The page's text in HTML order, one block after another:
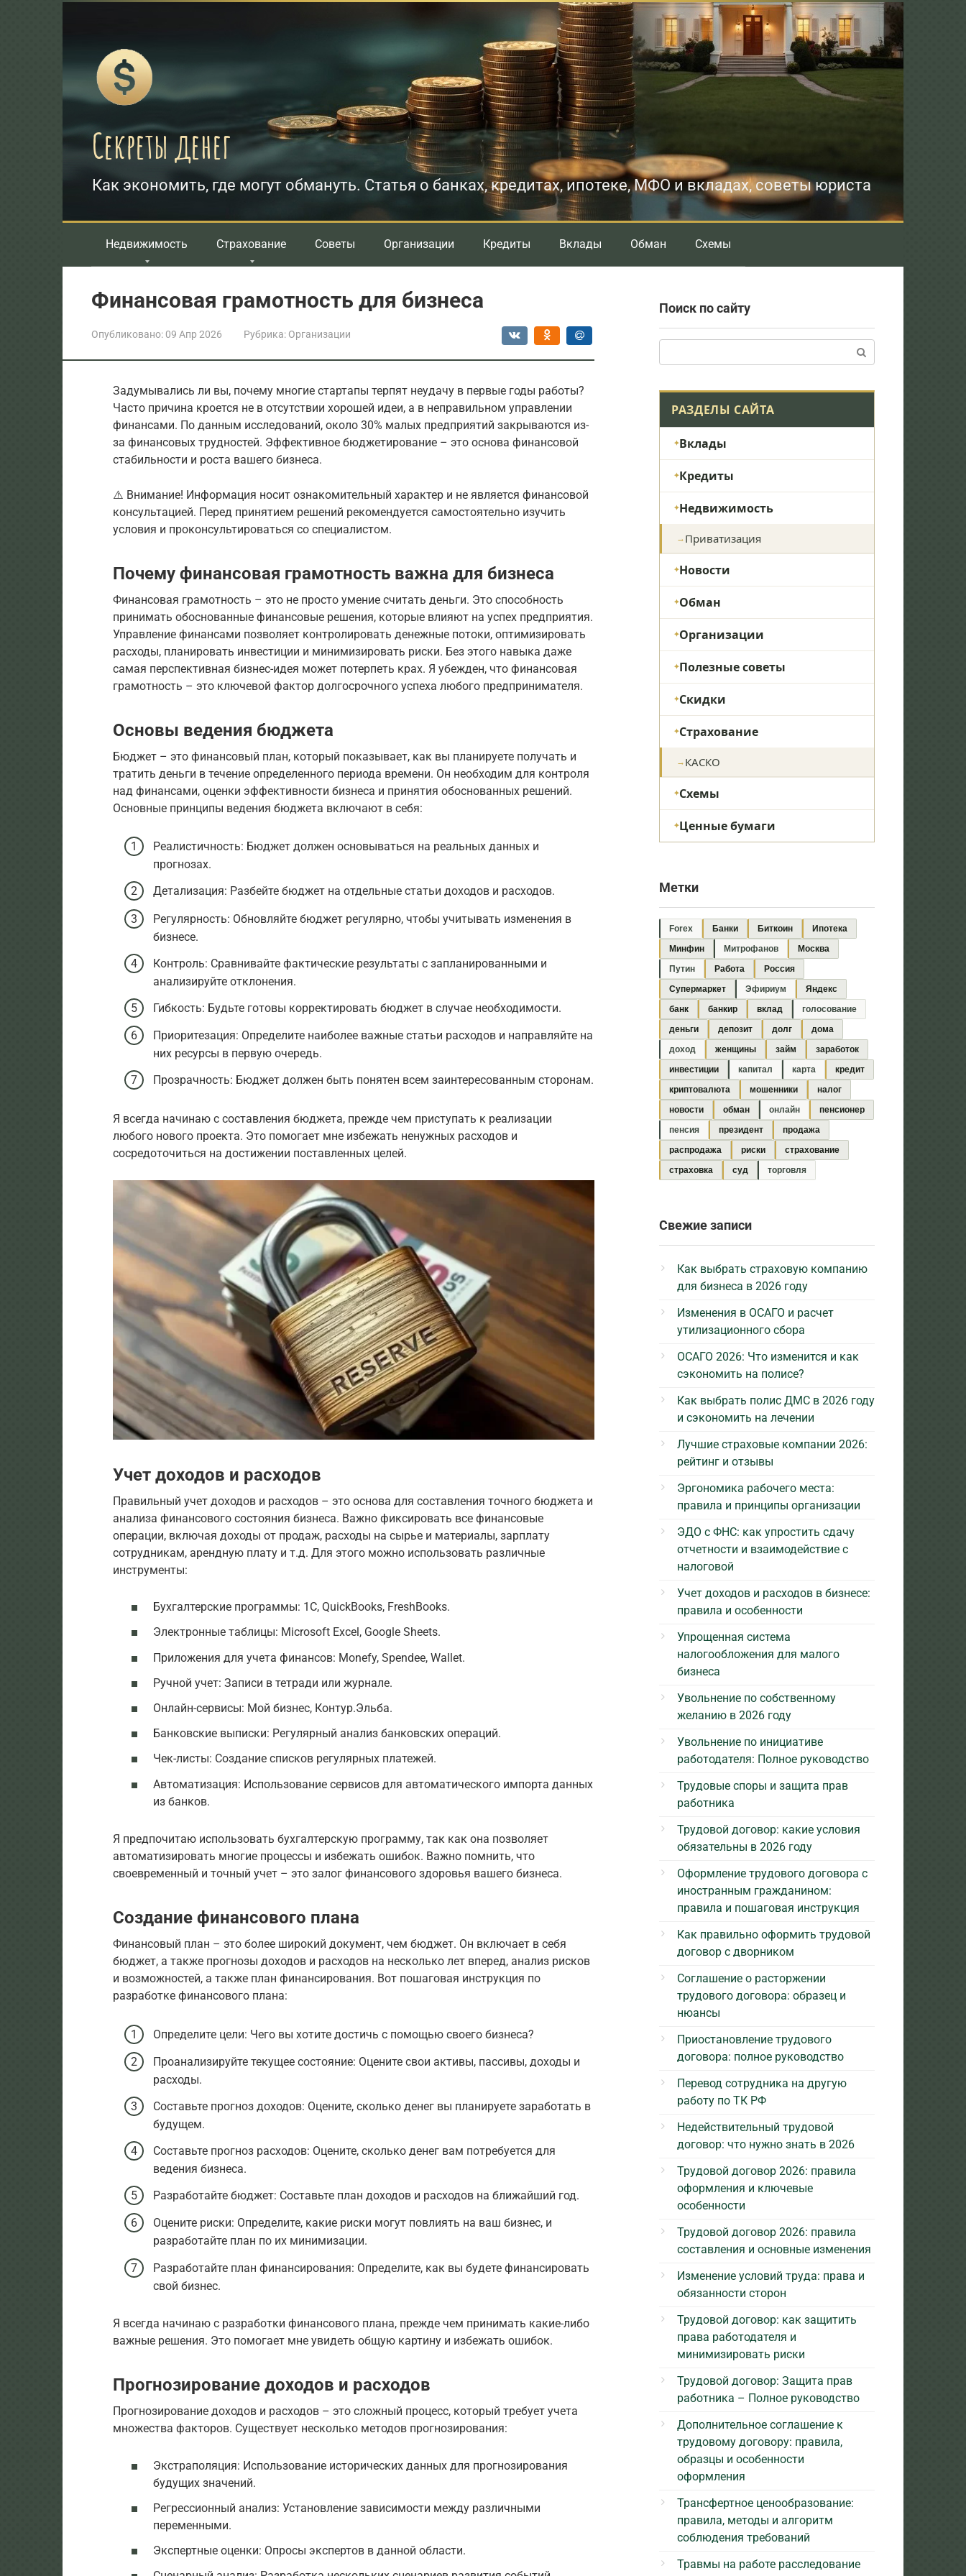
Секреты денег
Как экономить, где могут обмануть. Статья о банках, кредитах, ипотеке, МФО и вкладах, советы юриста
Недвижимость Страхование Советы Организации Кредиты Вклады Обман Схемы
Финансовая грамотность для бизнеса
Опубликовано: 09 Апр 2026 Рубрика: Организации
Задумывались ли вы, почему многие стартапы терпят неудачу в первые годы работы?
Часто причина кроется не в отсутствии хорошей идеи, а в неправильном управлении
финансами. По данным исследований, около 30% малых предприятий закрываются из-
за финансовых трудностей. Эффективное бюджетирование – это основа финансовой
стабильности и роста вашего бизнеса.
⚠️ Внимание! Информация носит ознакомительный характер и не является финансовой
консультацией. Перед принятием решений рекомендуется самостоятельно изучить
условия и проконсультироваться со специалистом.
Почему финансовая грамотность важна для бизнеса
Финансовая грамотность – это не просто умение считать деньги. Это способность
принимать обоснованные финансовые решения, которые влияют на успех предприятия.
Управление финансами позволяет контролировать денежные потоки, оптимизировать
расходы, планировать инвестиции и минимизировать риски. Без этого навыка даже
самая перспективная бизнес-идея может потерпеть крах. Я убежден, что финансовая
грамотность – это ключевой фактор долгосрочного успеха любого предпринимателя.
Основы ведения бюджета
Бюджет – это финансовый план, который показывает, как вы планируете получать и
тратить деньги в течение определенного периода времени. Он необходим для контроля
над финансами, оценки эффективности бизнеса и принятия обоснованных решений.
Основные принципы ведения бюджета включают в себя:
Реалистичность: Бюджет должен основываться на реальных данных и
прогнозах.
Детализация: Разбейте бюджет на отдельные статьи доходов и расходов.
Регулярность: Обновляйте бюджет регулярно, чтобы учитывать изменения в
бизнесе.
Контроль: Сравнивайте фактические результаты с запланированными и
анализируйте отклонения.
Гибкость: Будьте готовы корректировать бюджет в случае необходимости.
Приоритезация: Определите наиболее важные статьи расходов и направляйте на
них ресурсы в первую очередь.
Прозрачность: Бюджет должен быть понятен всем заинтересованным сторонам.
Я всегда начинаю с составления бюджета, прежде чем приступать к реализации
любого нового проекта. Это помогает мне избежать ненужных расходов и
сосредоточиться на достижении поставленных целей.
Учет доходов и расходов
Правильный учет доходов и расходов – это основа для составления точного бюджета и
анализа финансового состояния бизнеса. Важно фиксировать все финансовые
операции, включая доходы от продаж, расходы на сырье и материалы, зарплату
сотрудникам, арендную плату и т.д. Для этого можно использовать различные
инструменты:
Бухгалтерские программы: 1С, QuickBooks, FreshBooks.
Электронные таблицы: Microsoft Excel, Google Sheets.
Приложения для учета финансов: Monefy, Spendee, Wallet.
Ручной учет: Записи в тетради или журнале.
Онлайн-сервисы: Мой бизнес, Контур.Эльба.
Банковские выписки: Регулярный анализ банковских операций.
Чек-листы: Создание списков регулярных платежей.
Автоматизация: Использование сервисов для автоматического импорта данных
из банков.
Я предпочитаю использовать бухгалтерскую программу, так как она позволяет
автоматизировать многие процессы и избежать ошибок. Важно помнить, что
своевременный и точный учет – это залог финансового здоровья вашего бизнеса.
Создание финансового плана
Финансовый план – это более широкий документ, чем бюджет. Он включает в себя
бюджет, а также прогнозы доходов и расходов на несколько лет вперед, анализ рисков
и возможностей, а также план финансирования. Вот пошаговая инструкция по
разработке финансового плана:
Определите цели: Чего вы хотите достичь с помощью своего бизнеса?
Проанализируйте текущее состояние: Оцените свои активы, пассивы, доходы и
расходы.
Составьте прогноз доходов: Оцените, сколько денег вы планируете заработать в
будущем.
Составьте прогноз расходов: Оцените, сколько денег вам потребуется для
ведения бизнеса.
Разработайте бюджет: Составьте план доходов и расходов на ближайший год.
Оцените риски: Определите, какие риски могут повлиять на ваш бизнес, и
разработайте план по их минимизации.
Разработайте план финансирования: Определите, как вы будете финансировать
свой бизнес.
Я всегда начинаю с разработки финансового плана, прежде чем принимать какие-либо
важные решения. Это помогает мне увидеть общую картину и избежать ошибок.
Прогнозирование доходов и расходов
Прогнозирование доходов и расходов – это сложный процесс, который требует учета
множества факторов. Существует несколько методов прогнозирования:
Экстраполяция: Использование исторических данных для прогнозирования
будущих значений.
Регрессионный анализ: Установление зависимости между различными
переменными.
Экспертные оценки: Опросы экспертов в данной области.
Поиск по сайту
РАЗДЕЛЫ САЙТА
Вклады
Кредиты
Недвижимость
Приватизация
Новости
Обман
Организации
Полезные советы
Скидки
Страхование
КАСКО
Схемы
Ценные бумаги
Метки
Forex Банки Биткоин
Ипотека
Минфин
Митрофанов
Москва
Путин
Работа
Россия
Супермаркет
Эфириум
Яндекс
банк
банкир вклад
голосование
деньги
депозит долг
дома
доход
женщины займ
заработок
инвестиции
капитал карта
кредит
криптовалюта
мошенники
налог
новости
обман онлайн
пенсионер
пенсия
президент
продажа
распродажа
риски
страхование
страховка
суд торговля
Свежие записи
Как выбрать страховую компанию
для бизнеса в 2026 году
Изменения в ОСАГО и расчет
утилизационного сбора
ОСАГО 2026: Что изменится и как
сэкономить на полисе?
Как выбрать полис ДМС в 2026 году
и сэкономить на лечении
Лучшие страховые компании 2026:
рейтинг и отзывы
Эргономика рабочего места:
правила и принципы организации
ЭДО с ФНС: как упростить сдачу
отчетности и взаимодействие с
налоговой
Учет доходов и расходов в бизнесе:
правила и особенности
Упрощенная система
налогообложения для малого
бизнеса
Увольнение по собственному
желанию в 2026 году
Увольнение по инициативе
работодателя: Полное руководство
Трудовые споры и защита прав
работника
Трудовой договор: какие условия
обязательны в 2026 году
Оформление трудового договора с
иностранным гражданином:
правила и пошаговая инструкция
Как правильно оформить трудовой
договор с дворником
Соглашение о расторжении
трудового договора: образец и
нюансы
Приостановление трудового
договора: полное руководство
Перевод сотрудника на другую
работу по ТК РФ
Недействительный трудовой
договор: что нужно знать в 2026
Трудовой договор 2026: правила
оформления и ключевые
особенности
Трудовой договор 2026: правила
составления и основные изменения
Изменение условий труда: права и
обязанности сторон
Трудовой договор: как защитить
права работодателя и
минимизировать риски
Трудовой договор: Защита прав
работника – Полное руководство
Дополнительное соглашение к
трудовому договору: правила,
образцы и особенности
оформления
Трансфертное ценообразование:
правила, методы и алгоритм
соблюдения требований
Травмы на работе расследование